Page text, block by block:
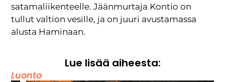
satamaliikenteelle. Jäänmurtaja Kontio on
tullut valtion vesille, ja on juuri avustamassa
alusta Haminaan.
Lue lisää aiheesta:
Luonto